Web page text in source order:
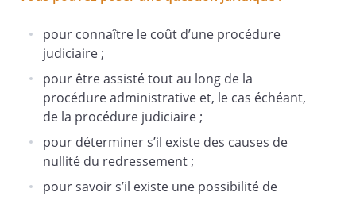
pour connaître le coût d’une procédure
judiciaire ;
pour être assisté tout au long de la
procédure administrative et, le cas échéant,
de la procédure judiciaire ;
pour déterminer s’il existe des causes de
nullité du redressement ;
pour savoir s’il existe une possibilité de